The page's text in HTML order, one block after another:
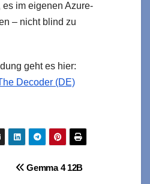
im eigenen Azure-
– nicht blind zu
geht es hier:
Decoder (DE)
Gemma 4 12B